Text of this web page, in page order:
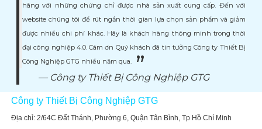
hãng với những chứng chỉ được nhà sản xuất cung cấp. Đến với
website chúng tôi để rút ngắn thời gian lựa chọn sản phẩm và giảm
được nhiều chi phí khác. Hãy là khách hàng thông minh trong thời
đại công nghiệp 4.0. Cám ơn Quý khách đã tin tưởng Công ty Thiết Bị
Công Nghiệp GTG nhiều năm qua.
Công ty Thiết Bị Công Nghiệp GTG
Công ty Thiết Bị Công Nghiệp GTG
Địa chỉ: 2/64C Đất Thánh, Phường 6, Quận Tân Bình, Tp Hồ Chí Minh